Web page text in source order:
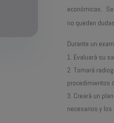
económicas.
no queden
Durante un
Evaluará su
Tomará
procedimientos
Creará un
necesarios y